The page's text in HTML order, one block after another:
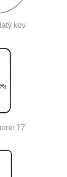
kov
17